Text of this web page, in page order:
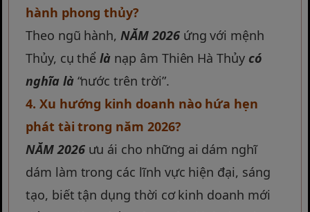
hành phong thủy?
Theo ngũ hành,NĂM 2026ứng với mệnh
Thủy, cụ thểlà nạp âm Thiên Hà Thủy có
nghĩa là“nước trên trời”.
4. Xu hướng kinh doanh nào hứa hẹn
phát tài trong năm 2026?
NĂM 2026ưu ái cho những ai dám nghĩ
dám làm trong các lĩnh vực hiện đại, sáng
tạo, biết tận dụng thời cơ kinh doanh mới